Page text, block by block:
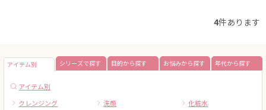
4件あります
アイテム別 シリーズで探す 目的から探す お悩みから探す 年代から探す
アイテム別
クレンジング
洗顔
化粧水